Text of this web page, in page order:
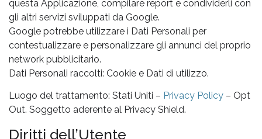
questa Applicazione, compilare report e condividerli con
gli altri servizi sviluppati da Google.
Google potrebbe utilizzare i Dati Personali per
contestualizzare e personalizzare gli annunci del proprio
network pubblicitario.
Dati Personali raccolti: Cookie e Dati di utilizzo.
Luogo del trattamento: Stati Uniti – Privacy Policy – Opt
Out. Soggetto aderente al Privacy Shield.
Diritti dell’Utente